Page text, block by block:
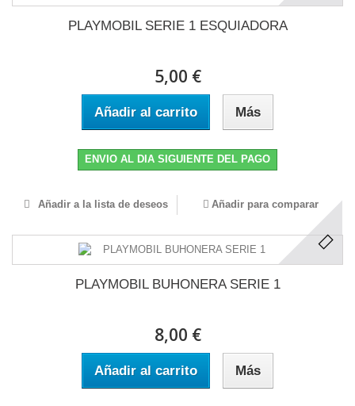
PLAYMOBIL SERIE 1 ESQUIADORA
5,00 €
Añadir al carrito Más
ENVIO AL DIA SIGUIENTE DEL PAGO
Añadir a la lista de deseos Añadir para comparar
PLAYMOBIL BUHONERA SERIE 1
8,00 €
Añadir al carrito Más